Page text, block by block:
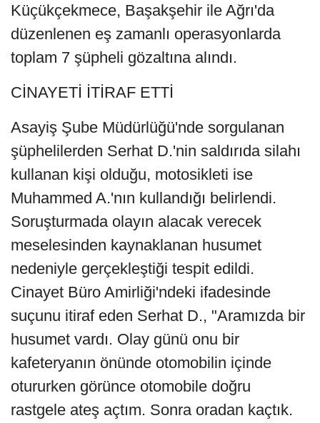
Küçükçekmece, Başakşehir ile Ağrı'da
düzenlenen eş zamanlı operasyonlarda
toplam 7 şüpheli gözaltına alındı.
CİNAYETİ İTİRAF ETTİ
Asayiş Şube Müdürlüğü'nde sorgulanan
şüphelilerden Serhat D.'nin saldırıda silahı
kullanan kişi olduğu, motosikleti ise
Muhammed A.'nın kullandığı belirlendi.
Soruşturmada olayın alacak verecek
meselesinden kaynaklanan husumet
nedeniyle gerçekleştiği tespit edildi.
Cinayet Büro Amirliği'ndeki ifadesinde
suçunu itiraf eden Serhat D., "Aramızda bir
husumet vardı. Olay günü onu bir
kafeteryanın önünde otomobilin içinde
otururken görünce otomobile doğru
rastgele ateş açtım. Sonra oradan kaçtık.